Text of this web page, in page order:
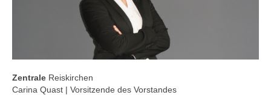
Zentrale Reiskirchen
Carina Quast | Vorsitzende des Vorstandes